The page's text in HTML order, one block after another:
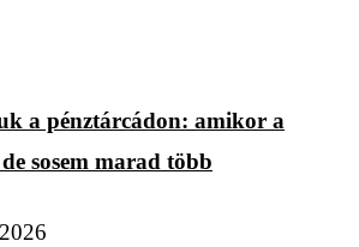
a pénztárcádon: amikor a
sosem marad több